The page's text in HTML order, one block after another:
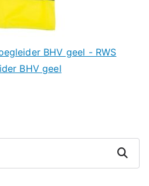
BHV geel - RWS
BHV geel
Zoeken